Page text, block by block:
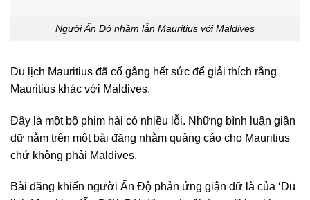
Người Ấn Độ nhầm lẫn Mauritius với Maldives
Du lịch Mauritius đã cố gắng hết sức để giải thích rằng
Mauritius khác với Maldives.
Đây là một bộ phim hài có nhiều lỗi. Những bình luận giận
dữ nằm trên một bài đăng nhằm quảng cáo cho Mauritius
chứ không phải Maldives.
Bài đăng khiến người Ấn Độ phản ứng giận dữ là của ‘Du